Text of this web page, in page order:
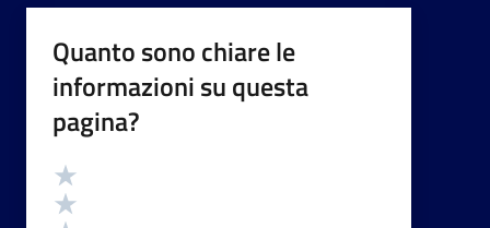
Quanto sono chiare le
informazioni su questa
pagina?
Valutazione